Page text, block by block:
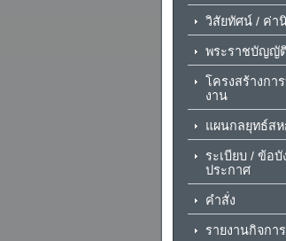
วิสัยทัศน์ / ค่า
พระราชบัญญั
โครงสร้างกา
งาน
แผนกลยุทธ์ส
ระเบียบ / ข้อบั
ประกาศ
คำสั่ง
รายงานกิจกา